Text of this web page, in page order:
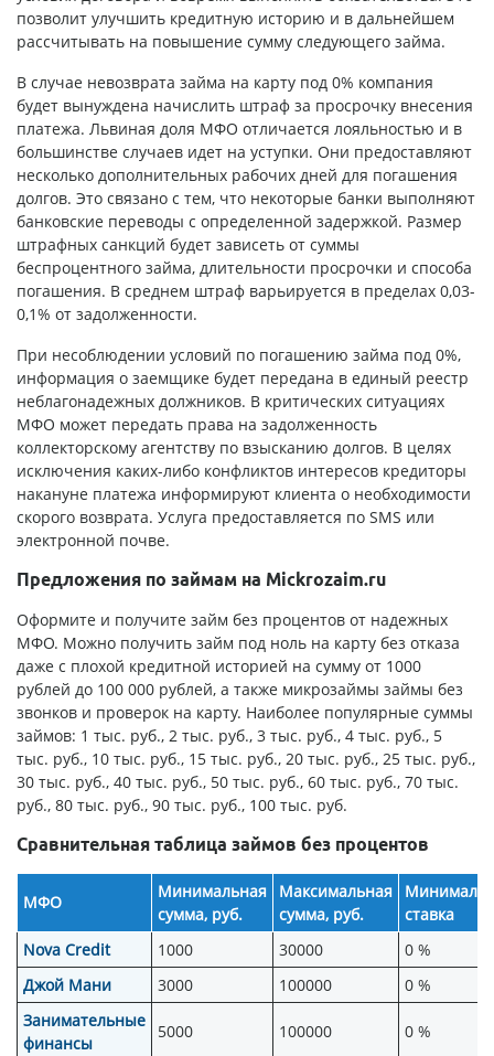
позволит улучшить кредитную историю и в дальнейшем
рассчитывать на повышение сумму следующего займа.
В случае невозврата займа на карту под 0% компания
будет вынуждена начислить штраф за просрочку внесения
платежа. Львиная доля МФО отличается лояльностью и в
большинстве случаев идет на уступки. Они предоставляют
несколько дополнительных рабочих дней для погашения
долгов. Это связано с тем, что некоторые банки выполняют
банковские переводы с определенной задержкой. Размер
штрафных санкций будет зависеть от суммы
беспроцентного займа, длительности просрочки и способа
погашения. В среднем штраф варьируется в пределах 0,03-
0,1% от задолженности.
При несоблюдении условий по погашению займа под 0%,
информация о заемщике будет передана в единый реестр
неблагонадежных должников. В критических ситуациях
МФО может передать права на задолженность
коллекторскому агентству по взысканию долгов. В целях
исключения каких-либо конфликтов интересов кредиторы
накануне платежа информируют клиента о необходимости
скорого возврата. Услуга предоставляется по SMS или
электронной почве.
Предложения по займам на Mickrozaim.ru
Оформите и получите займ без процентов от надежных
МФО. Можно получить займ под ноль на карту без отказа
даже с плохой кредитной историей на сумму от 1000
рублей до 100 000 рублей, а также микрозаймы займы без
звонков и проверок на карту. Наиболее популярные суммы
займов: 1 тыс. руб., 2 тыс. руб., 3 тыс. руб., 4 тыс. руб., 5
тыс. руб., 10 тыс. руб., 15 тыс. руб., 20 тыс. руб., 25 тыс. руб.,
30 тыс. руб., 40 тыс. руб., 50 тыс. руб., 60 тыс. руб., 70 тыс.
руб., 80 тыс. руб., 90 тыс. руб., 100 тыс. руб.
Сравнительная таблица займов без процентов
МФО
Минимальная
сумма, руб.
Максимальная
сумма, руб.
ставка
Nova Credit
1000 30000
0 %
Джой Мани
3000 100000
0 %
Занимательные
финансы
5000 100000 0 %